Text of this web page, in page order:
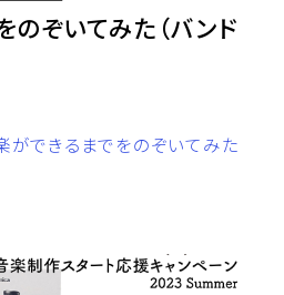
のぞいてみた（バンド
ができるまでをのぞいてみた